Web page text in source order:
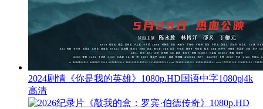
2024剧情《你是我的英雄》1080p.HD国语中字1080p|4k
高清